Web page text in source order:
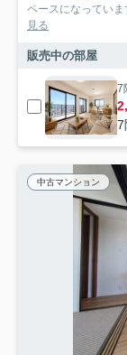
ペースになってい
見る
販売中の部屋
7
7
中古マンション